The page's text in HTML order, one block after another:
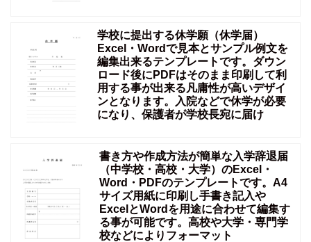
学校に提出する休学願（休学届）
Excel・Wordで見本とサンプル例文を
編集出来るテンプレートです。ダウン
ロード後にPDFはそのまま印刷して利
用する事が出来る凡庸性が高いデザイ
ンとなります。入院などで休学が必要
になり、保護者が学校長宛に届け
書き方や作成方法が簡単な入学辞退届
（中学校・高校・大学）のExcel・
Word・PDFのテンプレートです。A4
サイズ用紙に印刷し手書き記入や
ExcelとWordを用途に合わせて編集す
る事が可能です。高校や大学・専門学
校などによりフォーマット